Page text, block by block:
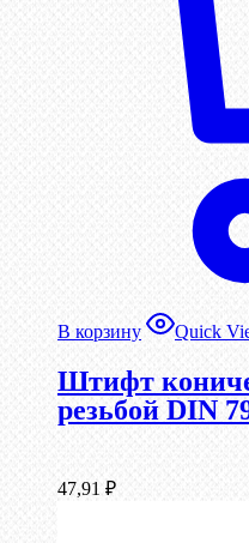
В корзину Quick
Штифт
резьбой DIN
47,91 ₽